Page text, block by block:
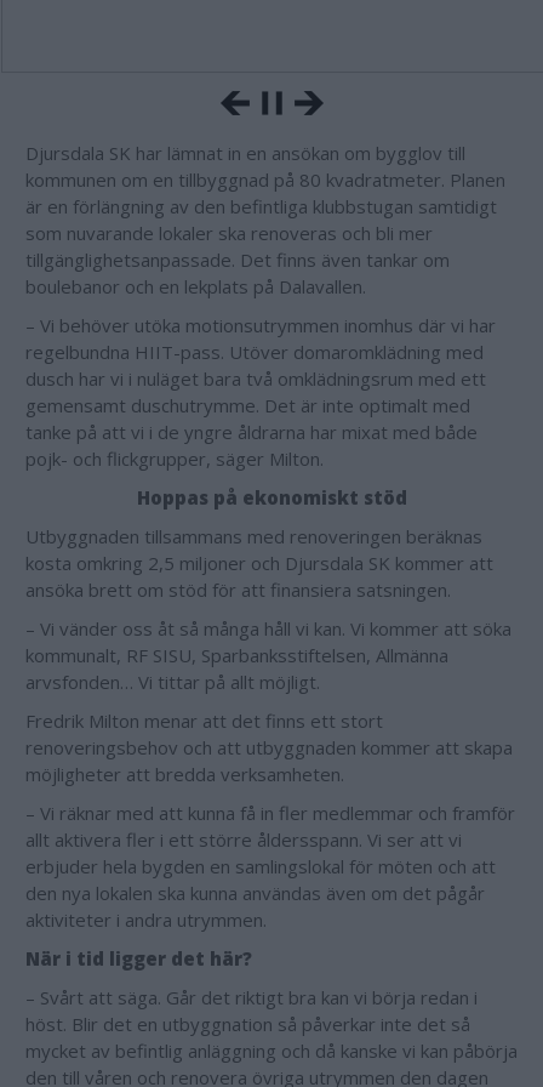
Djursdala SK har lämnat in en ansökan om bygglov till
kommunen om en tillbyggnad på 80 kvadratmeter. Planen
är en förlängning av den befintliga klubbstugan samtidigt
som nuvarande lokaler ska renoveras och bli mer
tillgänglighetsanpassade. Det finns även tankar om
boulebanor och en lekplats på Dalavallen.
– Vi behöver utöka motionsutrymmen inomhus där vi har
regelbundna HIIT-pass. Utöver domaromklädning med
dusch har vi i nuläget bara två omklädningsrum med ett
gemensamt duschutrymme. Det är inte optimalt med
tanke på att vi i de yngre åldrarna har mixat med både
pojk- och flickgrupper, säger Milton.
Hoppas på ekonomiskt stöd
Utbyggnaden tillsammans med renoveringen beräknas
kosta omkring 2,5 miljoner och Djursdala SK kommer att
ansöka brett om stöd för att finansiera satsningen.
– Vi vänder oss åt så många håll vi kan. Vi kommer att söka
kommunalt, RF SISU, Sparbanksstiftelsen, Allmänna
arvsfonden… Vi tittar på allt möjligt.
Fredrik Milton menar att det finns ett stort
renoveringsbehov och att utbyggnaden kommer att skapa
möjligheter att bredda verksamheten.
– Vi räknar med att kunna få in fler medlemmar och framför
allt aktivera fler i ett större åldersspann. Vi ser att vi
erbjuder hela bygden en samlingslokal för möten och att
den nya lokalen ska kunna användas även om det pågår
aktiviteter i andra utrymmen.
När i tid ligger det här?
– Svårt att säga. Går det riktigt bra kan vi börja redan i
höst. Blir det en utbyggnation så påverkar inte det så
mycket av befintlig anläggning och då kanske vi kan påbörja
den till våren och renovera övriga utrymmen den dagen